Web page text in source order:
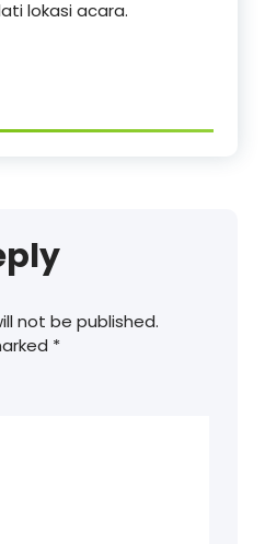
lokasi acara.
not be published.
*